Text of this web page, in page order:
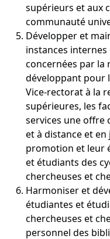
supérieurs et aux
communauté
Développer et
instances internes
concernées par la
développant pour
Vice-rectorat à la
supérieures, les
services une offre
et à distance et
promotion et leur
et étudiants des
chercheuses et
Harmoniser et
étudiantes et
chercheuses et
personnel des